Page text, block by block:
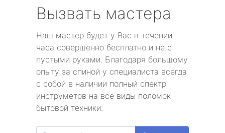
Вызвать мастера
Наш мастер будет у Вас в течении
часа совершенно бесплатно и не с
пустыми руками. Благодаря большому
опыту за спиной у специалиста всегда
с собой в наличии полный спектр
инструметов на все виды поломок
бытовой техники.